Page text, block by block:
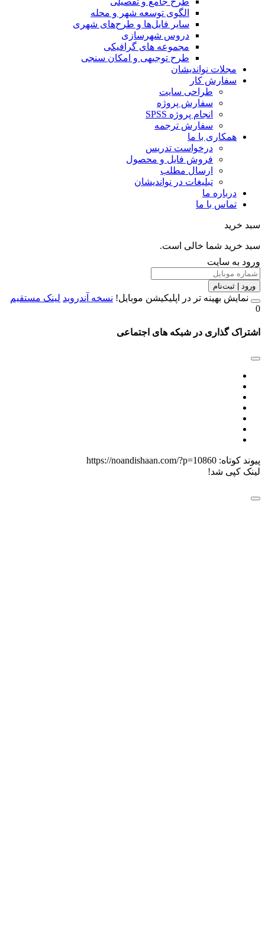
الگوی توسعه شهر و محله
سایر فایل‌ها و طرح‌های شهری
دروس شهرسازی
مجموعه های گرافیکی
طرح توجیهی و امکان سنجی
مجلات نواندیشان
سفارش کار
طراحی سایت
سفارش پروژه
انجام پروژه SPSS
سفارش ترجمه
همکاری با ما
درخواست تدریس
فروش فایل و محصول
ارسال مطلب
تبلیغات در نواندیشان
درباره ما
تماس با ما
خرید شما خالی است.
به سایت
| ثبت‌نام
بهینه تر در اپلیکیشن موبایل!نسخه آندروید لینک مستقیم
گذاری در شبکه های اجتماعی
کوتاه: https://noandishaan.com/?p=10860
کپی شد!